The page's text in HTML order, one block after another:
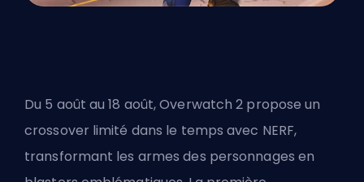
Du 5 août au 18 août, Overwatch 2 propose un
crossover limité dans le temps avec NERF,
transformant les armes des personnages en